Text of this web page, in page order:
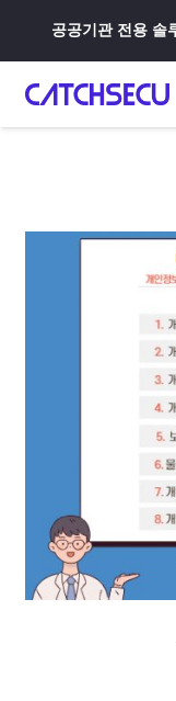
공공기관 전용 솔